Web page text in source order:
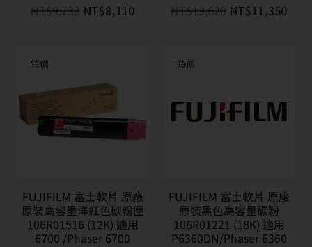
NT$9,732 NT$8,110
NT$13,620 NT$11,350
特價
FUJIFILM 富士軟片 原廠
原裝高容量洋紅色碳粉匣
106R01516 (12K) 適用
6700 /Phaser 6700
特價
FUJIFILM 富士軟片 原廠
原裝黑色高容量碳粉
106R01221 (18K) 適用
P6360DN/Phaser 6360